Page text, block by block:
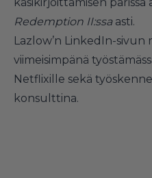
Redemption II:ssa asti.
Lazlow’n LinkedIn-
viimeisimpänä
Netflixille sekä
konsulttina.